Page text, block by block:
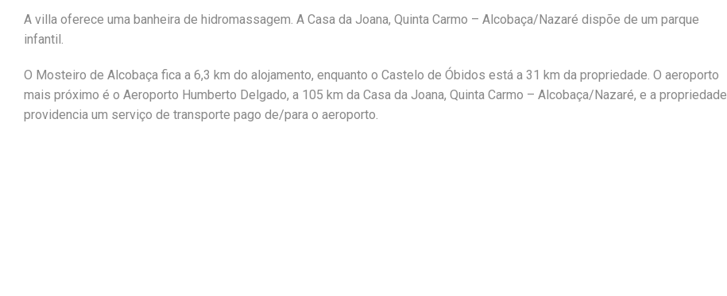
A villa oferece uma banheira de hidromassagem. A Casa da Joana, Quinta Carmo – Alcobaça/Nazaré dispõe de um parque
infantil.
O Mosteiro de Alcobaça fica a 6,3 km do alojamento, enquanto o Castelo de Óbidos está a 31 km da propriedade. O aeroporto
mais próximo é o Aeroporto Humberto Delgado, a 105 km da Casa da Joana, Quinta Carmo – Alcobaça/Nazaré, e a propriedade
providencia um serviço de transporte pago de/para o aeroporto.